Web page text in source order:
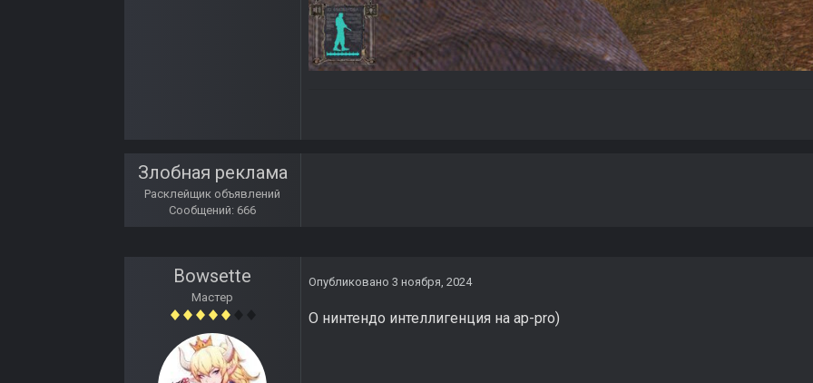
Злобная реклама
Расклейщик объявлений
Сообщений: 666
Bowsette
Мастер
Опубликовано 3 ноября, 2024
О нинтендо интеллигенция на ap-pro)